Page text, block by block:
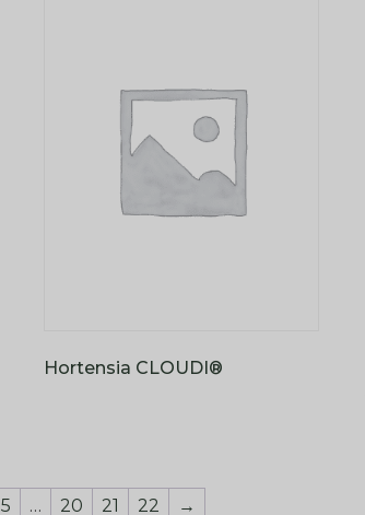
Hortensia CLOUDI®
5 … 20 21 22 →